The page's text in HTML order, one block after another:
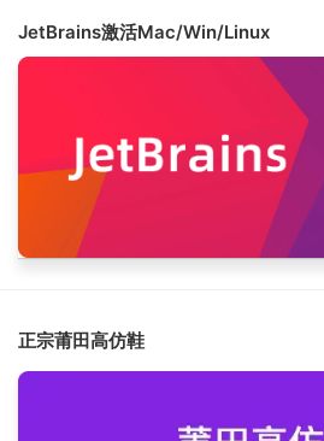
JetBrains激活Mac/Win/Linux
正宗莆田高仿鞋